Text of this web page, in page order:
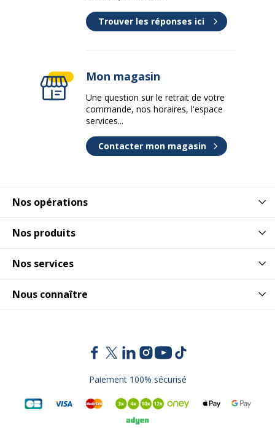
Nos opérations
Nos produits
Nos services
Nous connaître
Trouver les réponses ici
Mon magasin
Une question sur le retrait de votre
commande, nos horaires, l'espace
services...
Contacter mon magasin
Paiement 100% sécurisé